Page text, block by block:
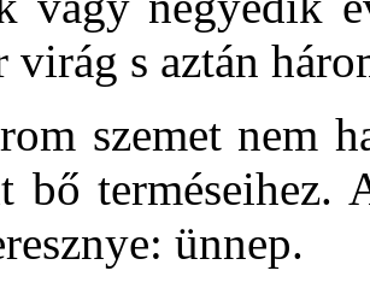
virág s aztán
szemet nem
bő terméseihez.
ünnep.